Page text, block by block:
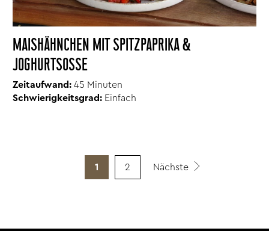
MAISHÄHNCHEN MIT SPITZPAPRIKA &
JOGHURTSOSSE
Zeitaufwand: 45 Minuten
Schwierigkeitsgrad: Einfach
1 2 Nächste